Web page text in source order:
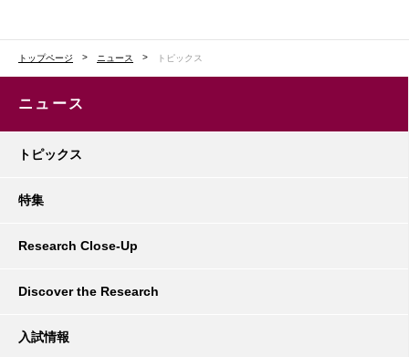
トップページ ニュース トピックス
ニュース
トピックス
特集
Research Close-Up
Discover the Research
入試情報